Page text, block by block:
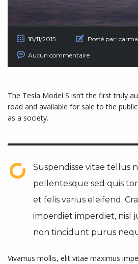
18/11/2015 Posté par:
Aucun commentaire
The Tesla Model S isn’t the first truly
road and available for sale to the
as a society.
Suspendisse vitae tellus
pellentesque sed quis
et felis varius eleifend.
imperdiet imperdiet, nisl
non tincidunt purus
Vivamus mollis, elit vitae maximus